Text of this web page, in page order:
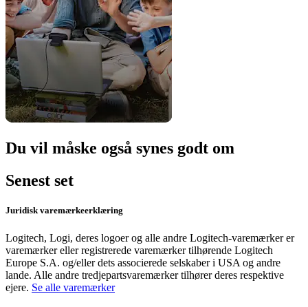
Du vil måske også synes godt om
Senest set
Juridisk varemærkeerklæring
Logitech, Logi, deres logoer og alle andre Logitech-varemærker er
varemærker eller registrerede varemærker tilhørende Logitech
Europe S.A. og/eller dets associerede selskaber i USA og andre
lande. Alle andre tredjepartsvaremærker tilhører deres respektive
ejere. Se alle varemærker